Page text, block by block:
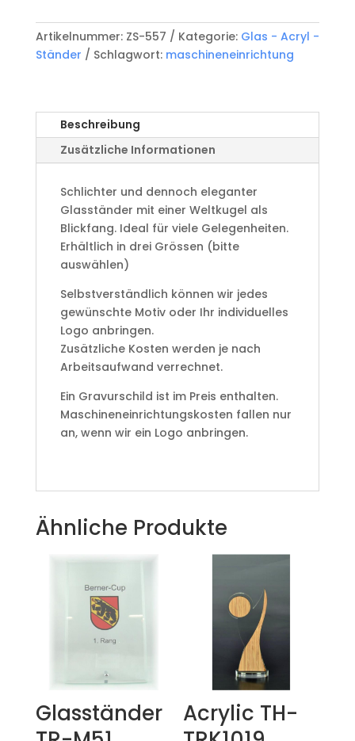
Menge
Artikelnummer: ZS-557 Kategorie: Glas - Acryl -
Ständer
Schlagwort: maschineneinrichtung
Beschreibung
Zusätzliche Informationen
Schlichter und dennoch eleganter
Glasständer mit einer Weltkugel als
Blickfang. Ideal für viele Gelegenheiten.
Erhältlich in drei Grössen (bitte
auswählen)
Selbstverständlich können wir jedes
gewünschte Motiv oder Ihr individuelles
Logo anbringen.
Zusätzliche Kosten werden je nach
Arbeitsaufwand verrechnet.
Ein Gravurschild ist im Preis enthalten.
Maschineneinrichtungskosten fallen nur
an, wenn wir ein Logo anbringen.
Ähnliche Produkte
Glasständer
Acrylic TH-